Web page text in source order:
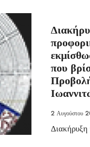
που
2 Αυγούστου
Διακήρυξη